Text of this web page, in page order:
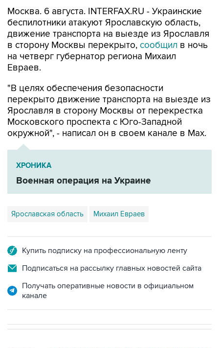
Москва. 6 августа. INTERFAX.RU - Украинские
беспилотники атакуют Ярославскую область,
движение транспорта на выезде из Ярославля
в сторону Москвы перекрыто, сообщил в ночь
на четверг губернатор региона Михаил
Евраев.
"В целях обеспечения безопасности
перекрыто движение транспорта на выезде из
Ярославля в сторону Москвы от перекрестка
Московского проспекта с Юго-Западной
окружной", - написал он в своем канале в Мах.
ХРОНИКА
Военная операция на Украине
Ярославская область Михаил Евраев
Купить подписку на профессиональную ленту
Подписаться на рассылку главных новостей сайта
Получать оперативные новости в официальном
канале